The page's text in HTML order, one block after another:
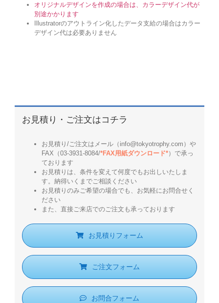
オリジナルデザインを作成の場合は、カラーデザイン代が
別途かかります
Illustratorのアウトライン化したデータ支給の場合はカラー
デザイン代は必要ありません
お見積り・ご注文はコチラ
お見積り/ご注文はメール（info@tokyotrophy.com）や
FAX（03-3931-8084/*FAX用紙ダウンロード*）で承っ
ております
お見積りは、条件を変えて何度でもお出しいたしま
す。納得いくまでご相談ください
お見積りのみご希望の場合でも、お気軽にお問合せく
ださい
また、直接ご来店でのご注文も承っております
お見積りフォーム
ご注文フォーム
お問合フォーム